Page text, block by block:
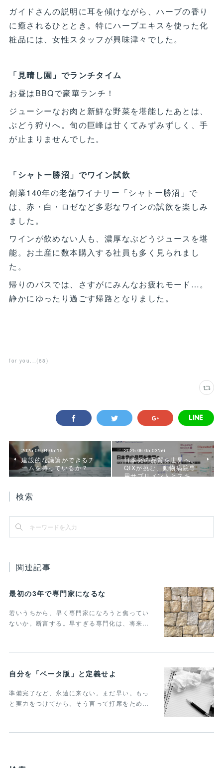
ガイドさんの説明に耳を傾けながら、ハーブの香り
に癒されるひととき。特にハーブエキスを使った化
粧品には、女性スタッフが興味津々でした。
「見晴し園」でランチタイム
お昼はBBQで豪華ランチ！
ジューシーなお肉と新鮮な野菜を堪能したあとは、
ぶどう狩りへ。旬の巨峰は甘くてみずみずしく、手
が止まりませんでした。
「シャトー勝沼」でワイン試飲
創業140年の老舗ワイナリー「シャトー勝沼」で
は、赤・白・ロゼなど多彩なワインの試飲を楽しみ
ました。
ワインが飲めない人も、濃厚なぶどうジュースを堪
能。お土産に数本購入する社員も多く見られまし
た。
帰りのバスでは、さすがにみんなお疲れモード…。
静かにゆったり過ごす帰路となりました。
for you... (68 )
2025.09.04 05:15
建設的な議論ができるチ
ームを持っているか？
2025.06.05 03:56
日本発の品質を世界へ。
QIXが挑む、動物病院専
用サプリメントとスキ…
検索
関連記事
最初の3年で専門家になるな
若いうちから、早く専門家になろうと焦ってい
ないか。断言する。早すぎる専門化は、将来…
自分を「ベータ版」と定義せよ
準備完了など、永遠に来ない。まだ早い。もっ
と実力をつけてから。そう言って打席をため…